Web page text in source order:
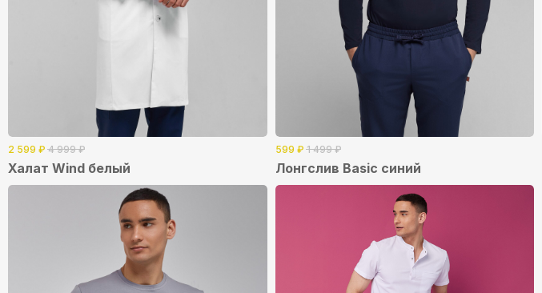
2 599 ₽ 4 999 ₽
Халат Wind белый
599 ₽ 1 499 ₽
Лонгслив Basic синий